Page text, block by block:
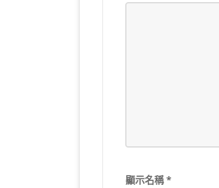
顯示名稱*